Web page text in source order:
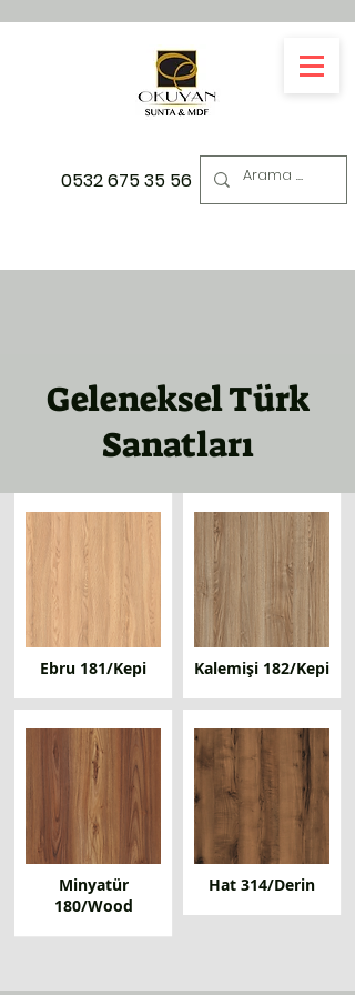
0532 675 35 56
Geleneksel Türk
Sanatları
Ebru 181/Kepi
Minyatür
180/Wood
Kalemişi 182/Kepi
Hat 314/Derin